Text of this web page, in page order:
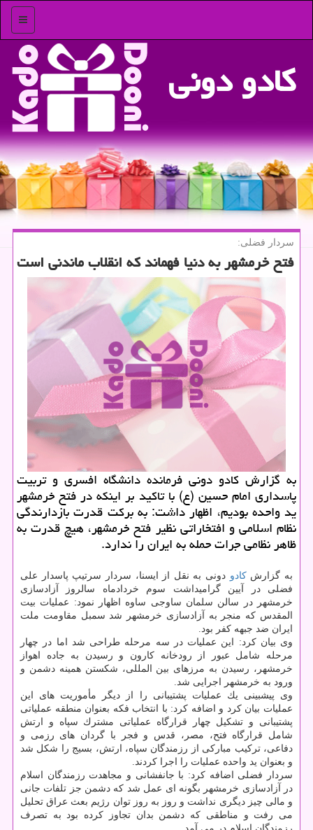
منو
كادو دونی
سردار فضلی:
فتح خرمشهر به دنیا فهماند كه انقلاب ماندنی است
به گزارش كادو دونی فرمانده دانشگاه افسری و تربیت
پاسداری امام حسین (ع) با تاكید بر اینكه در فتح خرمشهر
ید واحده بودیم، اظهار داشت: به بركت قدرت بازدارندگی
نظام اسلامی و افتخاراتی نظیر فتح خرمشهر، هیچ قدرت به
ظاهر نظامی جرات حمله به ایران را ندارد.
به گزارشكادو دونی به نقل از ایسنا، سردار سرتیپ پاسدار علی
فضلی در آیین گرامیداشت سوم خردادماه سالروز آزادسازی
خرمشهر در سالن سلمان ساوجی ساوه اظهار نمود: عملیات بیت
المقدس كه منجر به آزادسازی خرمشهر شد سمبل مقاومت ملت
ایران ضد جبهه كفر بود.
وی بیان كرد: این عملیات در سه مرحله طراحی شد اما در چهار
مرحله شامل عبور از رودخانه كارون و رسیدن به جاده اهواز
خرمشهر، رسیدن به مرزهای بین المللی، شكستن همینه دشمن و
ورود به خرمشهر اجرایی شد.
وی پیشبینی یك عملیات پشتیبانی را از دیگر مأموریت های این
عملیات بیان كرد و اضافه كرد: با انتخاب فكه بعنوان منطقه عملیاتی
پشتیبانی و تشكیل چهار قرارگاه عملیاتی مشترك سپاه و ارتش
شامل قرارگاه فتح، مصر، قدس و فجر با گردان های رزمی و
دفاعی، تركیب مباركی از رزمندگان سپاه، ارتش، بسیج را شكل شد
و بعنوان ید واحده عملیات را اجرا كردند.
سردار فضلی اضافه كرد: با جانفشانی و مجاهدت رزمندگان اسلام
در آزادسازی خرمشهر بگونه ای عمل شد كه دشمن جز تلفات جانی
و مالی چیز دیگری نداشت و روز به روز توان رژیم بعث عراق تحلیل
می رفت و مناطقی كه دشمن بدان تجاوز كرده بود به تصرف
رزمندگان اسلام در می آمد.